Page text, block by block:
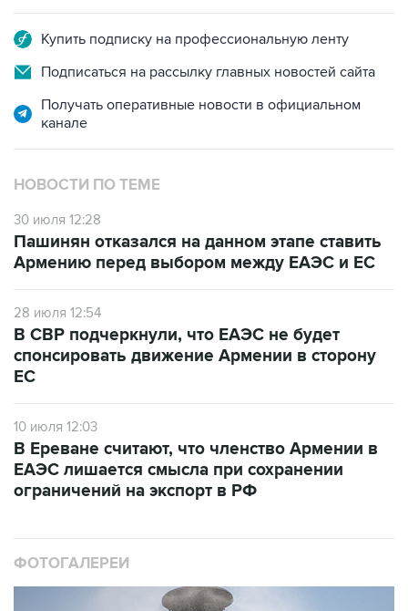
Купить подписку на профессиональную ленту
Подписаться на рассылку главных новостей сайта
Получать оперативные новости в официальном
канале
НОВОСТИ ПО ТЕМЕ
30 июля 12:28
Пашинян отказался на данном этапе ставить
Армению перед выбором между ЕАЭС и ЕС
28 июля 12:54
В СВР подчеркнули, что ЕАЭС не будет
спонсировать движение Армении в сторону
ЕС
10 июля 12:03
В Ереване считают, что членство Армении в
ЕАЭС лишается смысла при сохранении
ограничений на экспорт в РФ
ФОТОГАЛЕРЕИ